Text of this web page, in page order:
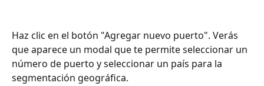
Haz clic en el botón "Agregar nuevo puerto". Verás
que aparece un modal que te permite seleccionar un
número de puerto y seleccionar un país para la
segmentación geográfica.